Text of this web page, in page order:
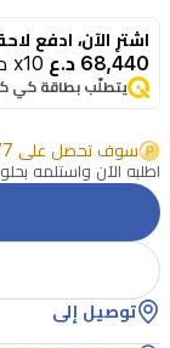
بسعة
طن
خياراً
مثالياً
لتوفير
تبريد
وتدفئة
فعالة
اشترِ الآن، ادفع
68,440 د.ع x10 دفعات
يتطلّب بطاقة كي
سوف تحصل على 377 نقاط عند شراءك هذا المنتج
اطلبه الآن واستلمه
توصيل إلى